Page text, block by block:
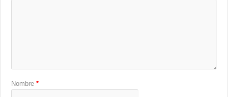
Nombre*